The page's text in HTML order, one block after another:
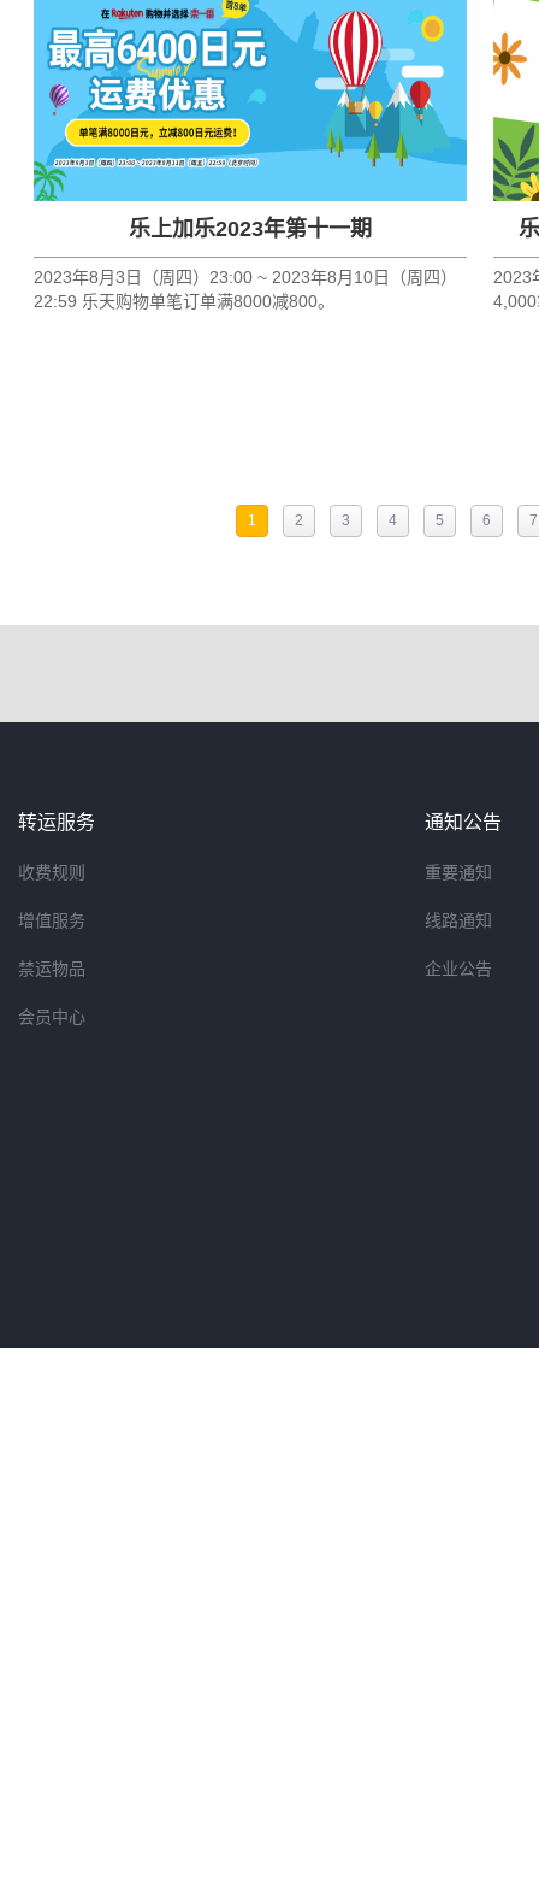
乐上加乐2023年第十一期
2023年8月3日（周四）23:00 ~ 2023年8月10日（周四）
22:59 乐天购物单笔订单满8000减800。
2023
4,000
1 2 3 4 5 6 7
转运服务
收费规则
增值服务
禁运物品
会员中心
通知公告
重要通知
线路通知
企业公告